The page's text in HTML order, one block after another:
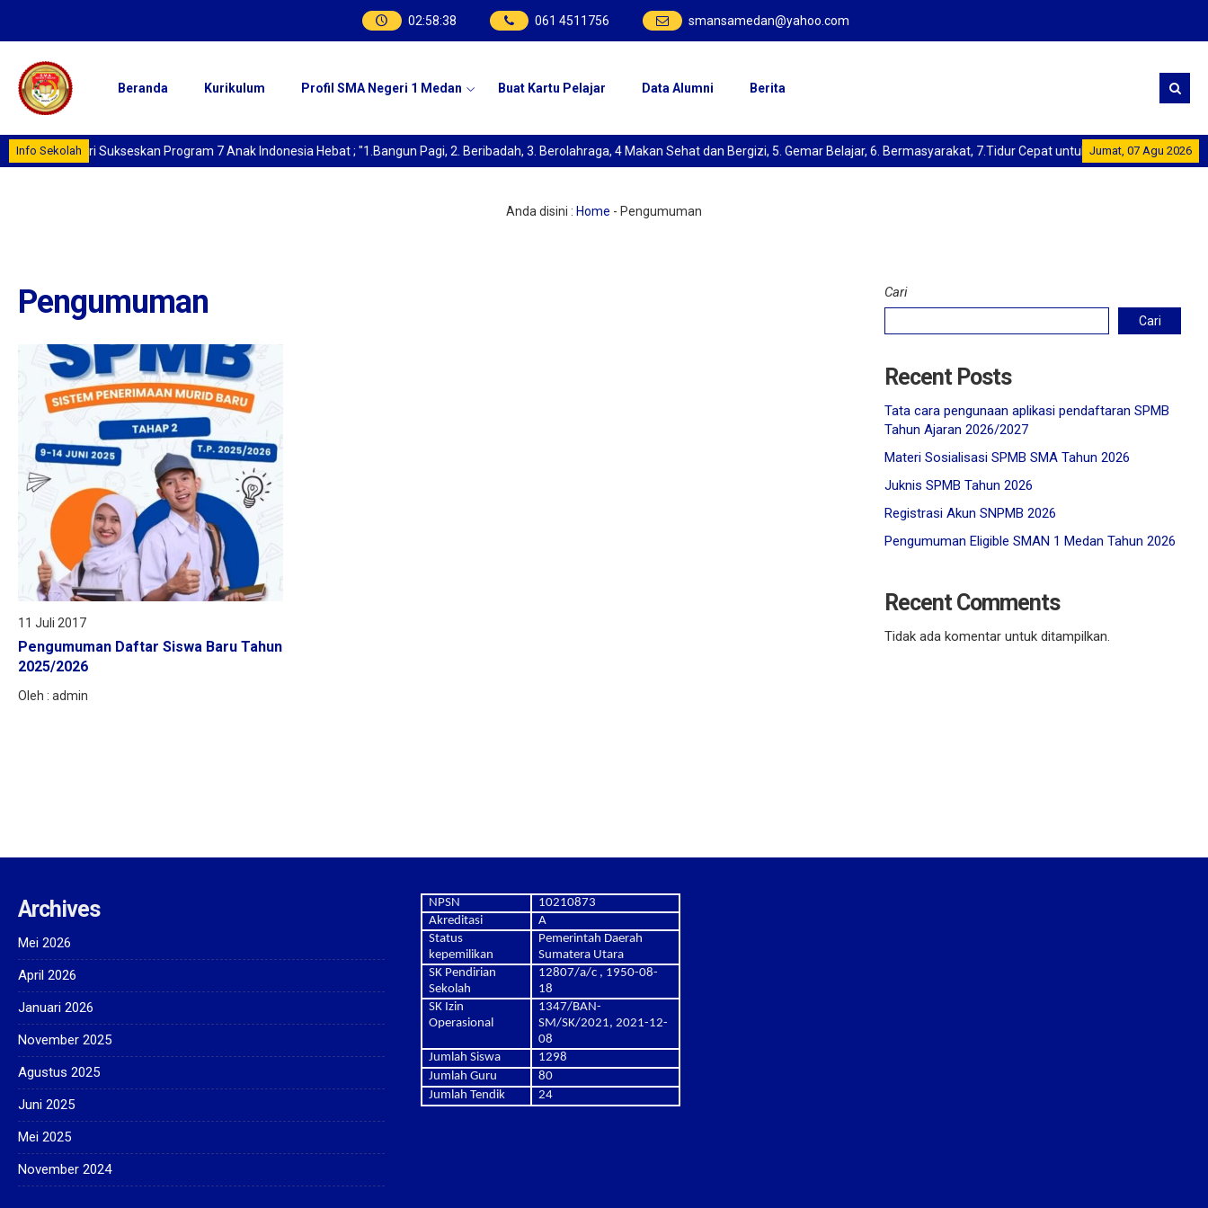
02:58:39 061 4511756 smansamedan@yahoo.com
Beranda Kurikulum Profil SMA Negeri 1 Medan Buat Kartu Pelajar Data Alumni Berita
Info Sekolah Jumat, 07 Agu 2026
Mari Sukseskan Program 7 Anak Indonesia Hebat ; "1.Bangun Pagi, 2. Beribadah, 3. Berolahraga, 4 Makan Sehat dan Bergizi, 5. Gemar Belajar, 6. Bermasyarakat, 7.Tidur Cepat untuk memulihkan energi,
Anda disini : Home - Pengumuman
Pengumuman
11 Juli 2017
Pengumuman Daftar Siswa Baru Tahun
2025/2026
Oleh : admin
Cari
Cari
Recent Posts
Tata cara pengunaan aplikasi pendaftaran SPMB
Tahun Ajaran 2026/2027
Materi Sosialisasi SPMB SMA Tahun 2026
Juknis SPMB Tahun 2026
Registrasi Akun SNPMB 2026
Pengumuman Eligible SMAN 1 Medan Tahun 2026
Recent Comments
Tidak ada komentar untuk ditampilkan.
Archives
Mei 2026
April 2026
Januari 2026
November 2025
Agustus 2025
Juni 2025
Mei 2025
November 2024
NPSN
10210873
Akreditasi
A
Status
kepemilikan
Pemerintah Daerah
Sumatera Utara
SK Pendirian
Sekolah
12807/a/c , 1950-08-
18
SK Izin
Operasional
1347/BAN-
SM/SK/2021, 2021-12-
08
Jumlah Siswa
1298
Jumlah Guru
80
Jumlah Tendik
24